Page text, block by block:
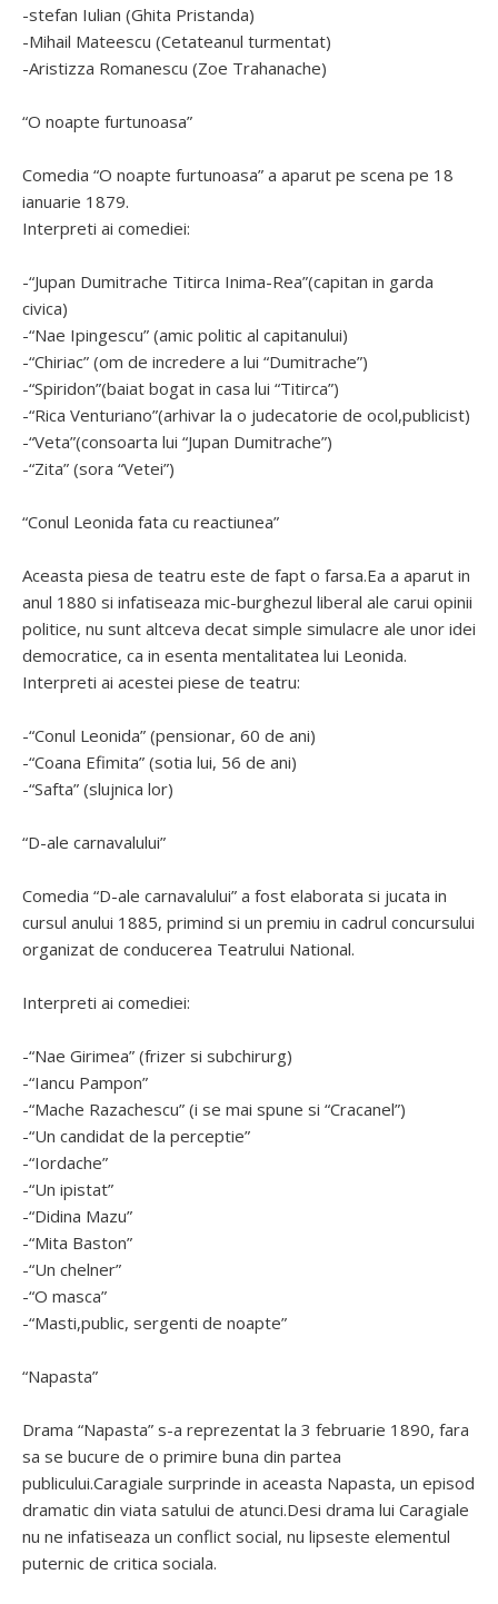
-stefan Iulian (Ghita Pristanda)
-Mihail Mateescu (Cetateanul turmentat)
-Aristizza Romanescu (Zoe Trahanache)
“O noapte furtunoasa”
Comedia “O noapte furtunoasa” a aparut pe scena pe 18
ianuarie 1879.
Interpreti ai comediei:
-“Jupan Dumitrache Titirca Inima-Rea”(capitan in garda
civica)
-“Nae Ipingescu” (amic politic al capitanului)
-“Chiriac” (om de incredere a lui “Dumitrache”)
-“Spiridon”(baiat bogat in casa lui “Titirca”)
-“Rica Venturiano”(arhivar la o judecatorie de ocol,publicist)
-“Veta”(consoarta lui “Jupan Dumitrache”)
-“Zita” (sora “Vetei”)
“Conul Leonida fata cu reactiunea”
Aceasta piesa de teatru este de fapt o farsa.Ea a aparut in
anul 1880 si infatiseaza mic-burghezul liberal ale carui opinii
politice, nu sunt altceva decat simple simulacre ale unor idei
democratice, ca in esenta mentalitatea lui Leonida.
Interpreti ai acestei piese de teatru:
-“Conul Leonida” (pensionar, 60 de ani)
-“Coana Efimita” (sotia lui, 56 de ani)
-“Safta” (slujnica lor)
“D-ale carnavalului”
Comedia “D-ale carnavalului” a fost elaborata si jucata in
cursul anului 1885, primind si un premiu in cadrul concursului
organizat de conducerea Teatrului National.
Interpreti ai comediei:
-“Nae Girimea” (frizer si subchirurg)
-“Iancu Pampon”
-“Mache Razachescu” (i se mai spune si “Cracanel”)
-“Un candidat de la perceptie”
-“Iordache”
-“Un ipistat”
-“Didina Mazu”
-“Mita Baston”
-“Un chelner”
-“O masca”
-“Masti,public, sergenti de noapte”
“Napasta”
Drama “Napasta” s-a reprezentat la 3 februarie 1890, fara
sa se bucure de o primire buna din partea
publicului.Caragiale surprinde in aceasta Napasta, un episod
dramatic din viata satului de atunci.Desi drama lui Caragiale
nu ne infatiseaza un conflict social, nu lipseste elementul
puternic de critica sociala.